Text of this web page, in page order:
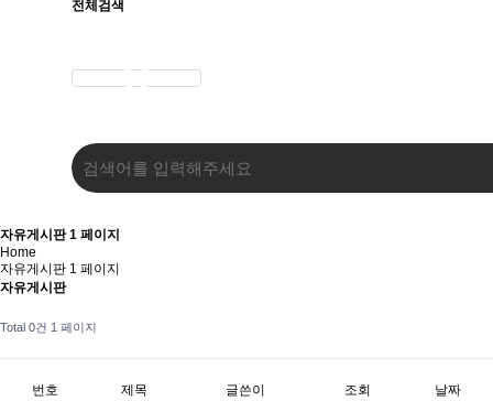
전체검색
자유게시판 1 페이지
Home
자유게시판 1 페이지
자유게시판
Total 0건 1 페이지
번호 제목 글쓴이 조회 날짜